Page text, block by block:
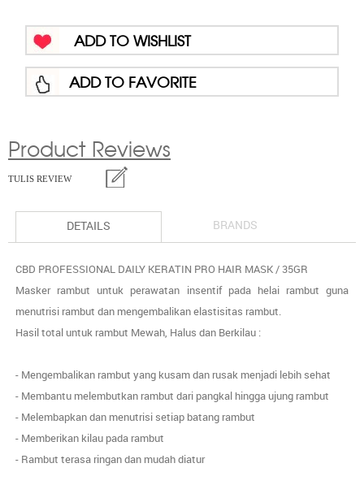
ADD TO WISHLIST
ADD TO FAVORITE
Product Reviews
TULIS REVIEW
DETAILS BRANDS
CBD PROFESSIONAL DAILY KERATIN PRO HAIR MASK / 35GR
Masker rambut untuk perawatan insentif pada helai rambut guna
menutrisi rambut dan mengembalikan elastisitas rambut.
Hasil total untuk rambut Mewah, Halus dan Berkilau :
- Mengembalikan rambut yang kusam dan rusak menjadi lebih sehat
- Membantu melembutkan rambut dari pangkal hingga ujung rambut
- Melembapkan dan menutrisi setiap batang rambut
- Memberikan kilau pada rambut
- Rambut terasa ringan dan mudah diatur